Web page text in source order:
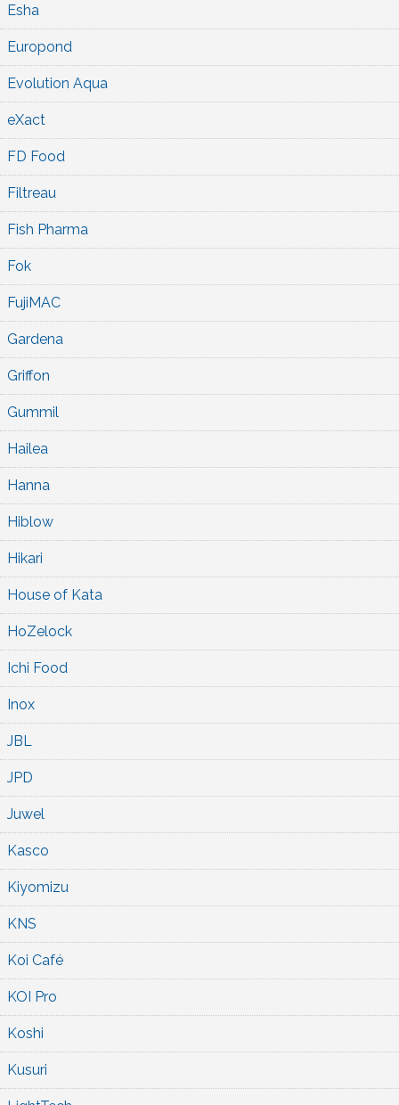
Esha
Europond
Evolution Aqua
eXact
FD Food
Filtreau
Fish Pharma
Fok
FujiMAC
Gardena
Griffon
Gummil
Hailea
Hanna
Hiblow
Hikari
House of Kata
HoZelock
Ichi Food
Inox
JBL
JPD
Juwel
Kasco
Kiyomizu
KNS
Koi Café
KOI Pro
Koshi
Kusuri